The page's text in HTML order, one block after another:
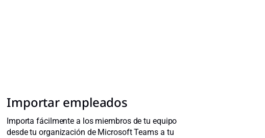
Importar empleados
Importa fácilmente a los miembros de tu equipo
desde tu organización de Microsoft Teams a tu